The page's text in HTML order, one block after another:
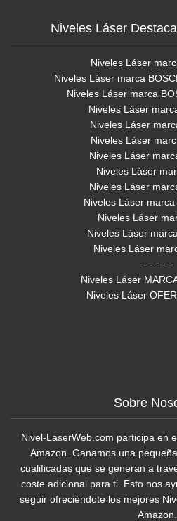
Niveles Láser
Niveles Láser
Niveles Láser marca
Niveles Láser marca
Niveles Láser
Niveles Láser
Niveles Láser
Niveles Láser
Niveles Láser
Niveles Láser
Niveles Láser marca
Niveles Láser
Niveles Láser
Niveles Láser
- - - - -
Niveles Láser
Niveles Láser
Sobre
Nivel-LaserWeb.com participa en
Amazon. Ganamos una
cualificadas que se generan a
coste adicional para ti. Esto nos
seguir ofreciéndote los mejores
Amazon.